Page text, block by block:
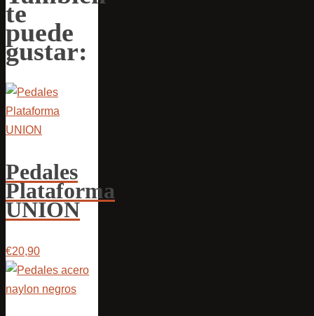
te
puede
gustar:
Pedales
Plataforma
UNION
€20,90